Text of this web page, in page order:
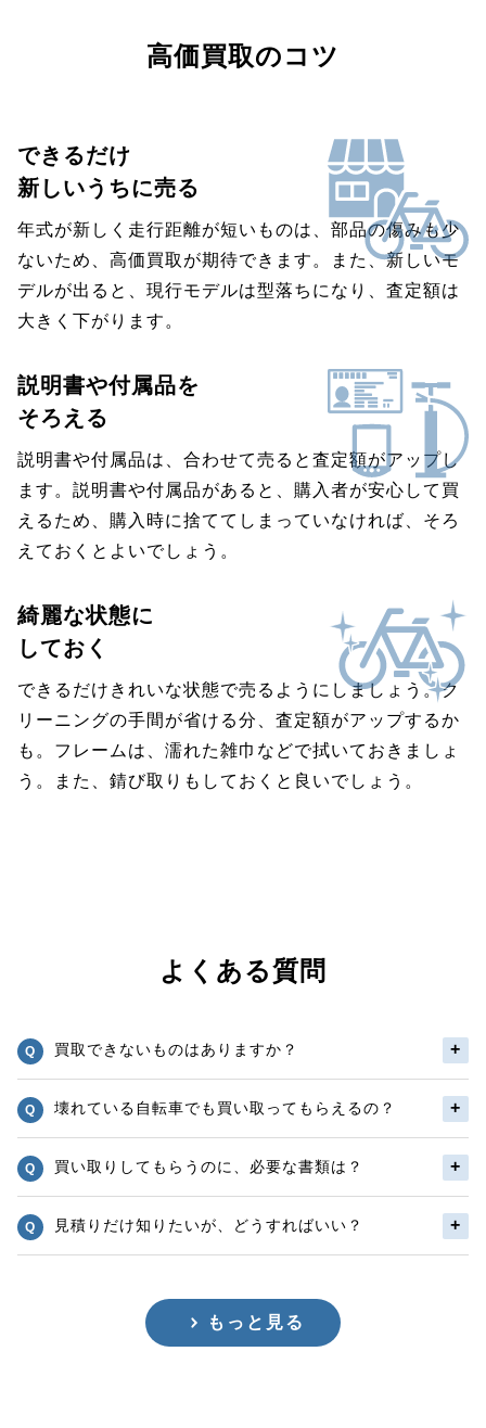
高価買取のコツ
できるだけ
新しいうちに売る
年式が新しく走行距離が短いものは、部品の傷みも少
ないため、高価買取が期待できます。また、新しいモ
デルが出ると、現行モデルは型落ちになり、査定額は
大きく下がります。
説明書や付属品を
そろえる
説明書や付属品は、合わせて売ると査定額がアップし
ます。説明書や付属品があると、購入者が安心して買
えるため、購入時に捨ててしまっていなければ、そろ
えておくとよいでしょう。
綺麗な状態に
しておく
できるだけきれいな状態で売るようにしましょう。ク
リーニングの手間が省ける分、査定額がアップするか
も。フレームは、濡れた雑巾などで拭いておきましょ
う。また、錆び取りもしておくと良いでしょう。
よくある質問
買取できないものはありますか？
壊れている自転車でも買い取ってもらえるの？
買い取りしてもらうのに、必要な書類は？
見積りだけ知りたいが、どうすればいい？
もっと見る